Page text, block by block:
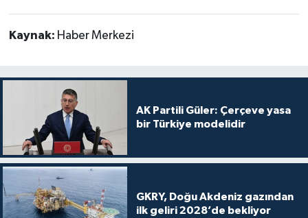
Kaynak: Haber Merkezi
AK Partili Güler: Çerçeve yasa
bir Türkiye modelidir
GKRY, Doğu Akdeniz gazından
ilk geliri 2028’de bekliyor